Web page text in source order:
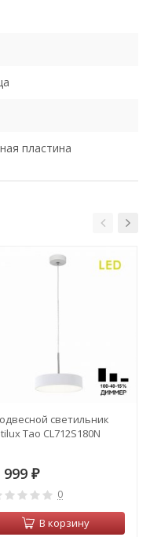
пластина
светильник
Тао CL712S180N
999 ₽
0
В корзину